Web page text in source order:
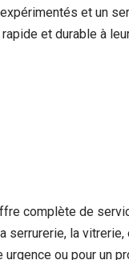
et un
et durable à
complète de
la
ou pour un